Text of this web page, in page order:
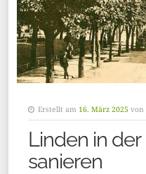
Erstellt am 16. März 2025 von
Linden in
sanieren